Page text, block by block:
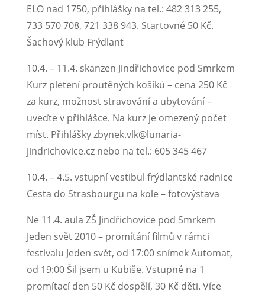
ELO nad 1750, přihlášky na tel.: 482 313 255,
733 570 708, 721 338 943. Startovné 50 Kč.
Šachový klub Frýdlant
10.4. – 11.4. skanzen Jindřichovice pod Smrkem
Kurz pletení proutěných košíků – cena 250 Kč
za kurz, možnost stravování a ubytování –
uveďte v přihlášce. Na kurz je omezený počet
míst. Přihlášky zbynek.vlk@lunaria-
jindrichovice.cz nebo na tel.: 605 345 467
10.4. – 4.5. vstupní vestibul frýdlantské radnice
Cesta do Strasbourgu na kole – fotovýstava
Ne 11.4. aula ZŠ Jindřichovice pod Smrkem
Jeden svět 2010 – promítání filmů v rámci
festivalu Jeden svět, od 17:00 snímek Automat,
od 19:00 Šil jsem u Kubiše. Vstupné na 1
promítací den 50 Kč dospělí, 30 Kč děti. Více